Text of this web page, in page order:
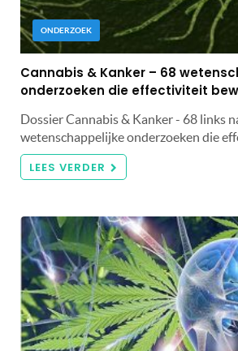
ONDERZOEK
Cannabis & Kanker – 68
onderzoeken die effectiviteit
Dossier Cannabis & Kanker - 68 links
wetenschappelijke onderzoeken die
LEES VERDER